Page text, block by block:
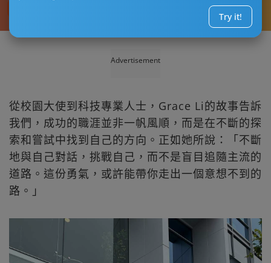
Try it!
Advertisement
從校園大使到科技專業人士，Grace Li的故事告訴
我們，成功的職涯並非一帆風順，而是在不斷的探
索和嘗試中找到自己的方向。正如她所說：「不斷
地與自己對話，挑戰自己，而不是盲目追隨主流的
道路。這份勇氣，或許能帶你走出一個意想不到的
路。」